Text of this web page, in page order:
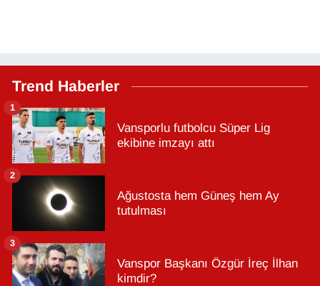
Trend Haberler
Vansporlu futbolcu Süper Lig
ekibine imzayı attı
1
Ağustosta hem Güneş hem Ay
tutulması
2
Vanspor Başkanı Özgür İreç İlhan
kimdir?
3